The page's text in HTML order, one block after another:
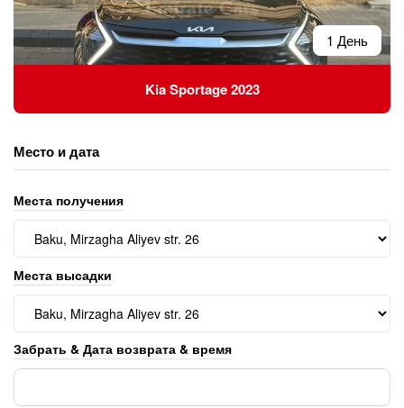
1 День
Kia Sportage 2023
Место и дата
Места получения
Места высадки
Забрать & Дата возврата & время